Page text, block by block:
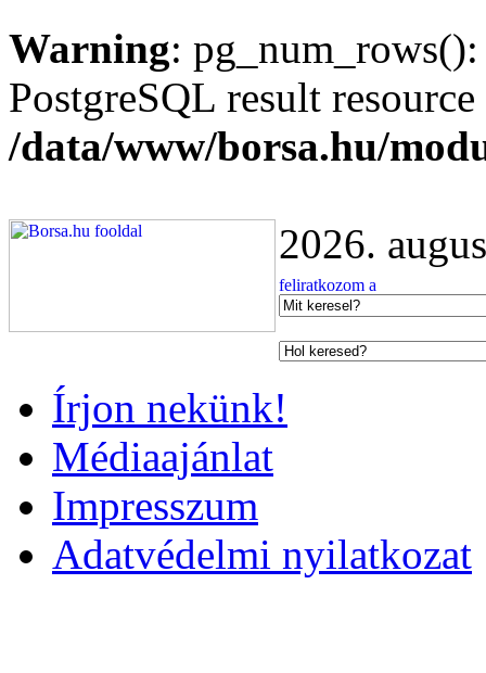
Warning:
PostgreSQL result
/data/www/borsa.hu/
2026.
Írjon nekünk!
Médiaajánlat
Impresszum
Adatvédelmi nyilatkozat